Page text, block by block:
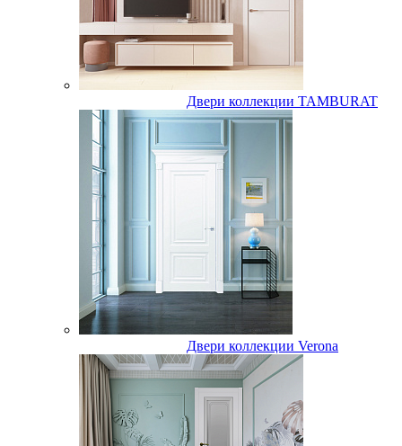
Двери коллекции TAMBURAT
Двери коллекции Verona